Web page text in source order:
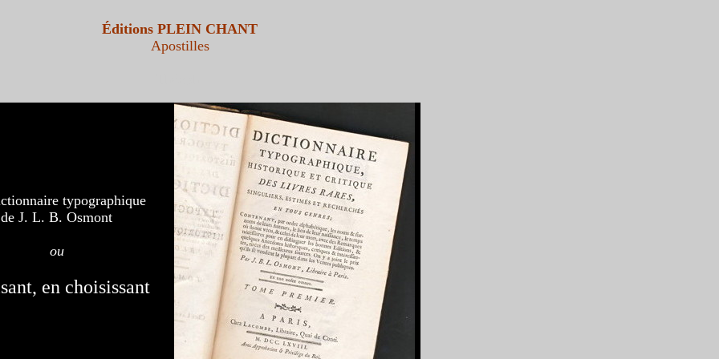
Éditions PLEIN CHANT
Apostilles
typographique
de J. L. B. Osmont
ou
en choisissant